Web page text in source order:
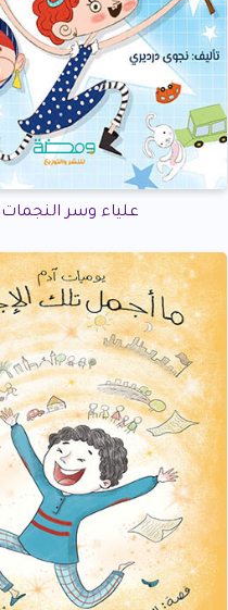
علياء وسر النجمات